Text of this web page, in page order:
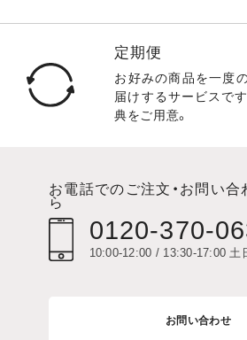
定期便
お好みの商品を一度
届けするサービスで
典をご用意。
お電話でのご注文・お問い
ら
0120-370-
10:00-12:00 / 13:30-17:00 土
お問い合わせ